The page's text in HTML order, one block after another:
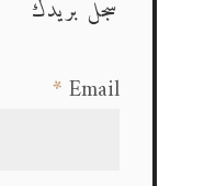
سجل بريدك
Email
*